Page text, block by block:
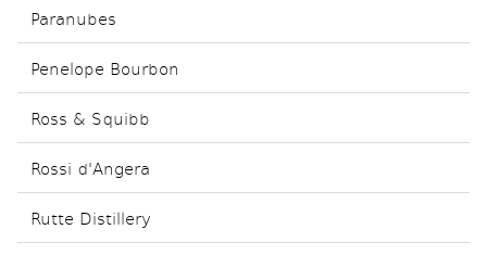
Paranubes
Penelope Bourbon
Ross & Squibb
Rossi d'Angera
Rutte Distillery